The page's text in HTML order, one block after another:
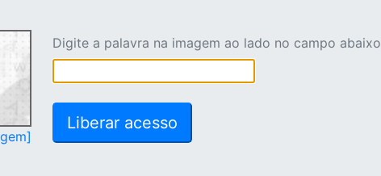
Digite a palavra na imagem ao lado no campo abaixo